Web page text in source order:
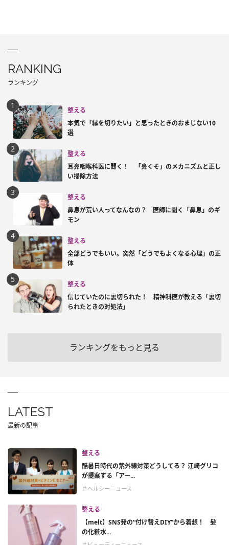
RANKING
ランキング
整える
本気で「縁を切りたい」と思ったときのおまじない10
選
整える
耳鼻咽喉科医に聞く！ 「鼻くそ」のメカニズムと正し
い掃除方法
整える
鼻息が荒い人ってなんなの？ 医師に聞く「鼻息」のギ
モン
整える
全部どうでもいい。突然「どうでもよくなる心理」の正
体
整える
信じていたのに裏切られた！ 精神科医が教える「裏切
られたときの対処法」
ランキングをもっと見る
LATEST
最新の記事
整える
酷暑日時代の紫外線対策どうしてる？ 江崎グリコ
が提案する「アー...
＃ヘルシーニュース
整える
【melt】SNS発の“付け替えDIY”から着想！ 髪
の化粧水...